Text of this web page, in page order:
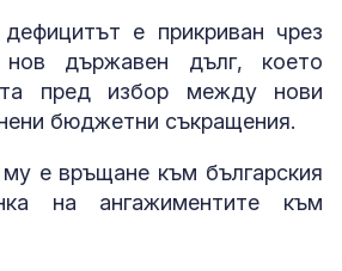
е прикриван чрез
нов държавен дълг, което
пред избор между нови
бюджетни съкращения.
е връщане към българския
на ангажиментите към